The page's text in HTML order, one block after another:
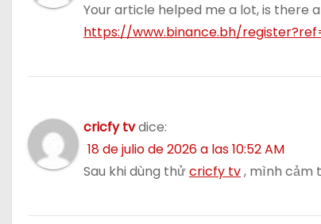
Your article helped me a lot, is there
https://www.binance.bh/
cricfy tvdice:
18 de julio de 2026 a las 10:52 AM
Sau khi dùng thửcricfy tv, mình cảm